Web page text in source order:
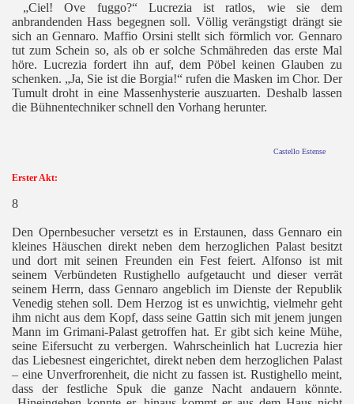
„Ciel!Ove fuggo?“ Lucrezia ist ratlos, wie sie dem
anbrandenden Hass begegnen soll. Völlig verängstigt drängt sie
sich an Gennaro. Maffio Orsini stellt sich förmlich vor. Gennaro
tut zum Schein so, als ob er solche Schmähreden das erste Mal
höre. Lucrezia fordert ihn auf, dem Pöbel keinen Glauben zu
schenken. „Ja, Sie ist die Borgia!“ rufen die Masken im Chor. Der
Tumult droht in eine Massenhysterie auszuarten. Deshalb lassen
die Bühnentechniker schnell den Vorhang herunter.
Castello Estense
Erster Akt:
8
Den Opernbesucher versetzt es in Erstaunen, dass Gennaro ein
kleines Häuschen direkt neben dem herzoglichen Palast besitzt
und dort mit seinen Freunden ein Fest feiert. Alfonso ist mit
seinem Verbündeten Rustighello aufgetaucht und dieser verrät
seinem Herrn, dass Gennaro angeblich im Dienste der Republik
Venedig stehen soll. Dem Herzog ist es unwichtig, vielmehr geht
ihm nicht aus dem Kopf, dass seine Gattin sich mit jenem jungen
Mann im Grimani-Palast getroffen hat. Er gibt sich keine Mühe,
seine Eifersucht zu verbergen. Wahrscheinlich hat Lucrezia hier
das Liebesnest eingerichtet, direkt neben dem herzoglichen Palast
– eine Unverfrorenheit, die nicht zu fassen ist. Rustighello meint,
dass der festliche Spuk die ganze Nacht andauern könnte.